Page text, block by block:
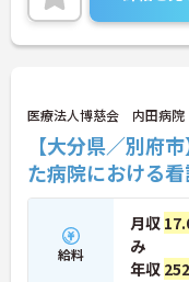
に詳細をお話しいたし
さい！
医療法人博慈会 内田病院
【大分県／別府
た病院における
給料
月収
み
年収